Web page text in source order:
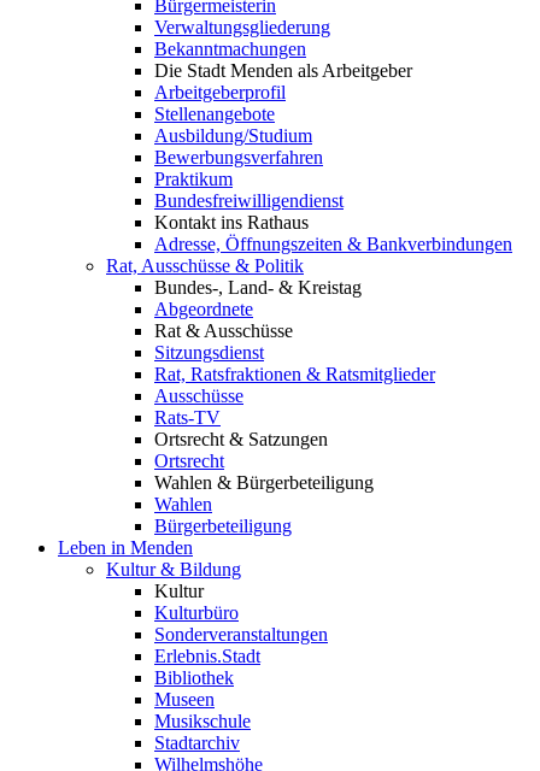
Bürgermeisterin
Verwaltungsgliederung
Bekanntmachungen
Die Stadt Menden als Arbeitgeber
Arbeitgeberprofil
Stellenangebote
Ausbildung/Studium
Bewerbungsverfahren
Praktikum
Bundesfreiwilligendienst
Kontakt ins Rathaus
Adresse, Öffnungszeiten & Bankverbindungen
Rat, Ausschüsse & Politik
Bundes-, Land- & Kreistag
Abgeordnete
Rat & Ausschüsse
Sitzungsdienst
Rat, Ratsfraktionen & Ratsmitglieder
Ausschüsse
Rats-TV
Ortsrecht & Satzungen
Ortsrecht
Wahlen & Bürgerbeteiligung
Wahlen
Bürgerbeteiligung
Leben in Menden
Kultur & Bildung
Kultur
Kulturbüro
Sonderveranstaltungen
Erlebnis.Stadt
Bibliothek
Museen
Musikschule
Stadtarchiv
Wilhelmshöhe